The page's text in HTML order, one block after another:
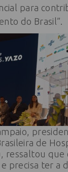
para
do Brasil”.
de
ressaltou que
precisa ter a